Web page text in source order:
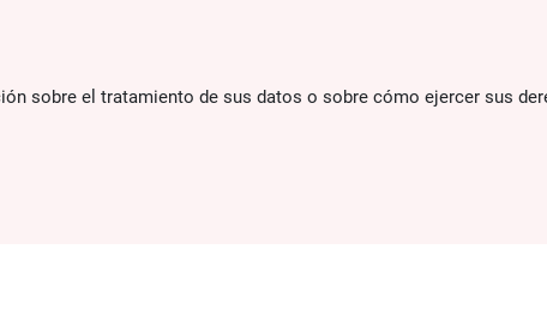
sobre el tratamiento de sus datos o sobre cómo ejercer sus